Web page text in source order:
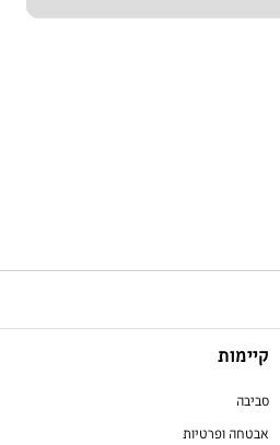
קיימות
סביבה
אבטחה ופרטיות